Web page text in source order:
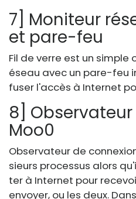
7] Moniteur
et pare-feu
Fil de verre est un simple
éseau avec un pare-feu
fuser l'accès à Internet
8]
Moo0
Observateur de
sieurs processus alors
ter à Internet pour
envoyer, ou les deux.